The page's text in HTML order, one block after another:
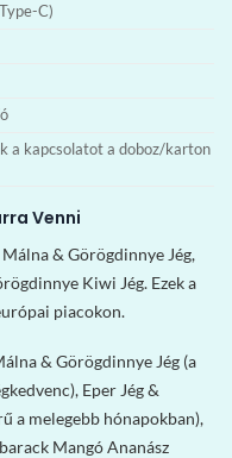
C)
a kapcsolatot a doboz/karton
Venni
& Görögdinnye Jég,
Kiwi Jég. Ezek a
piacokon.
& Görögdinnye Jég (a
Eper Jég &
a melegebb hónapokban),
Mangó Ananász